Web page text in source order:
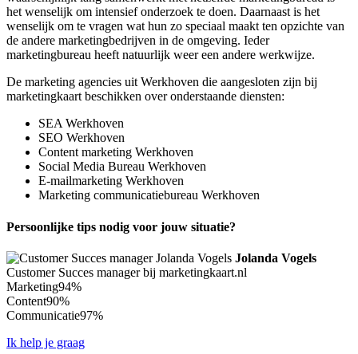
het wenselijk om intensief onderzoek te doen. Daarnaast is het
wenselijk om te vragen wat hun zo speciaal maakt ten opzichte van
de andere marketingbedrijven in de omgeving. Ieder
marketingbureau heeft natuurlijk weer een andere werkwijze.
De marketing agencies uit Werkhoven die aangesloten zijn bij
marketingkaart beschikken over onderstaande diensten:
SEA Werkhoven
SEO Werkhoven
Content marketing Werkhoven
Social Media Bureau Werkhoven
E-mailmarketing Werkhoven
Marketing communicatiebureau Werkhoven
Persoonlijke tips nodig voor jouw situatie?
Jolanda Vogels
Customer Succes manager bij marketingkaart.nl
Marketing94%
Content90%
Communicatie97%
Ik help je graag